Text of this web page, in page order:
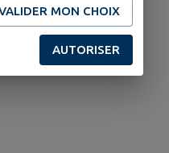
MON CHOIX
AUTORISER